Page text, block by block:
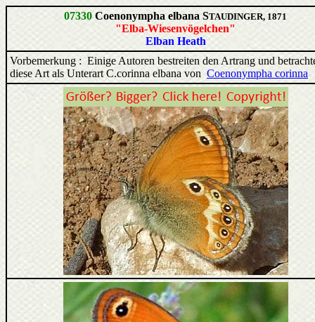
07330 Coenonympha elbana STAUDINGER, 1871
"Elba-Wiesenvögelchen"
Elban Heath
Vorbemerkung : Einige Autoren bestreiten den Artrang und
diese Art als Unterart C.corinna elbana von Coenonympha corinna